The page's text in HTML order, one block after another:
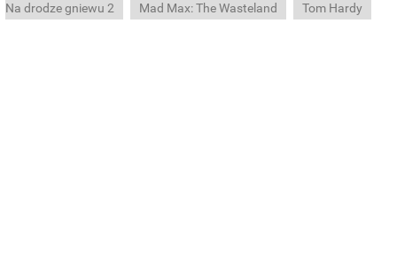
Na drodze gniewu 2
Mad Max: The Wasteland Tom Hardy